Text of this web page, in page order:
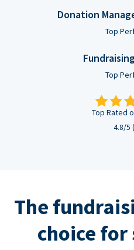
Donation
Top
Top
Top Rated
4.8/5
The
choice for